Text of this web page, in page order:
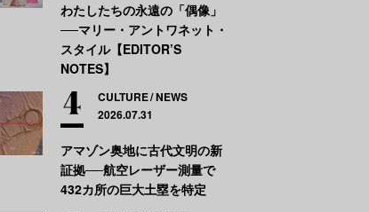
わたしたちの永遠の「偶像」
──マリー・アントワネット・
スタイル【EDITOR’S
NOTES】
CULTURE NEWS
2026.07.31
アマゾン奥地に古代文明の新
証拠──航空レーザー測量で
432カ所の巨大土塁を特定